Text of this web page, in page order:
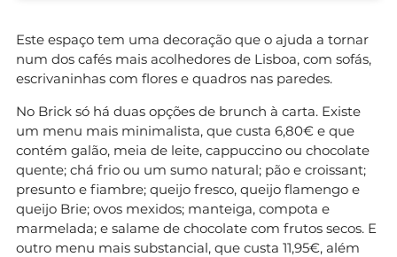
Este espaço tem uma decoração que o ajuda a tornar
num dos cafés mais acolhedores de Lisboa, com sofás,
escrivaninhas com flores e quadros nas paredes.
No Brick só há duas opções de brunch à carta. Existe
um menu mais minimalista, que custa 6,80€ e que
contém galão, meia de leite, cappuccino ou chocolate
quente; chá frio ou um sumo natural; pão e croissant;
presunto e fiambre; queijo fresco, queijo flamengo e
queijo Brie; ovos mexidos; manteiga, compota e
marmelada; e salame de chocolate com frutos secos. E
outro menu mais substancial, que custa 11,95€, além